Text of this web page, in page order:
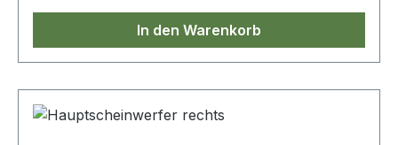
In den Warenkorb